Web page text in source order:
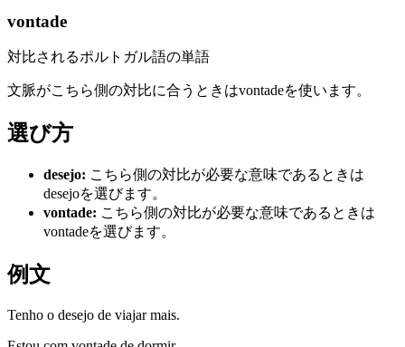
vontade
対比されるポルトガル語の単語
文脈がこちら側の対比に合うときはvontadeを使います。
選び方
desejo: こちら側の対比が必要な意味であるときは
desejoを選びます。
vontade: こちら側の対比が必要な意味であるときは
vontadeを選びます。
例文
Tenho o desejo de viajar mais.